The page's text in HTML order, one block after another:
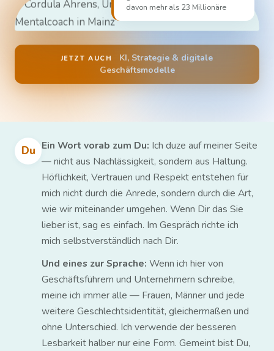
davon mehr als 23 Millionäre
JETZT AUCH
KI, Strategie & digitale
Geschäftsmodelle
Du Ein Wort vorab zum Du: Ich duze auf meiner Seite
— nicht aus Nachlässigkeit, sondern aus Haltung.
Höflichkeit, Vertrauen und Respekt entstehen für
mich nicht durch die Anrede, sondern durch die Art,
wie wir miteinander umgehen. Wenn Dir das Sie
lieber ist, sag es einfach. Im Gespräch richte ich
mich selbstverständlich nach Dir.
Und eines zur Sprache: Wenn ich hier von
Geschäftsführern und Unternehmern schreibe,
meine ich immer alle — Frauen, Männer und jede
weitere Geschlechtsidentität, gleichermaßen und
ohne Unterschied. Ich verwende der besseren
Lesbarkeit halber nur eine Form. Gemeint bist Du,